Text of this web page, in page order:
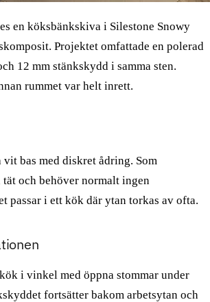
en köksbänkskiva i Silestone Snowy
Projektet omfattade en polerad
12 mm stänkskydd i samma sten.
rummet var helt inrett.
vit bas med diskret ådring. Som
och behöver normalt ingen
passar i ett kök där ytan torkas av ofta.
i vinkel med öppna stommar under
fortsätter bakom arbetsytan och